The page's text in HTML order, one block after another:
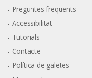
Preguntes freqüents
Accessibilitat
Tutorials
Contacte
Política de galetes